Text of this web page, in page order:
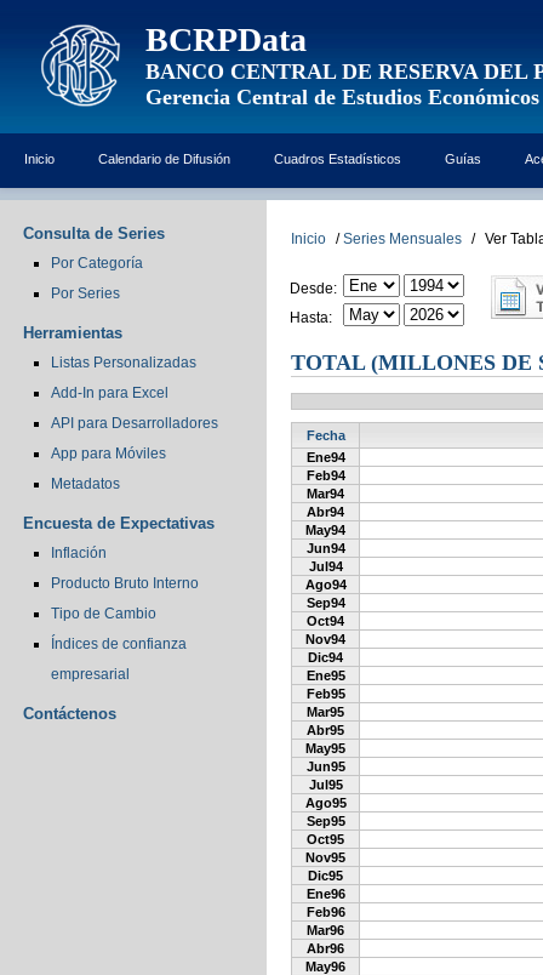
BCRPData
BANCO CENTRAL DE RESERVA DEL
Gerencia Central de Estudios Económicos
Inicio Calendario de Difusión Cuadros Estadísticos Guías
Consulta de Series
Por Categoría
Por Series
Herramientas
Listas Personalizadas
Add-In para Excel
API para Desarrolladores
App para Móviles
Metadatos
Encuesta de Expectativas
Inflación
Producto Bruto Interno
Tipo de Cambio
Índices de confianza
empresarial
Contáctenos
Inicio / Series Mensuales / Ver
Desde:
Hasta:
TOTAL (MILLONES DE
Fecha
Ene94
Feb94
Mar94
Abr94
May94
Jun94
Jul94
Ago94
Sep94
Oct94
Nov94
Dic94
Ene95
Feb95
Mar95
Abr95
May95
Jun95
Jul95
Ago95
Sep95
Oct95
Nov95
Dic95
Ene96
Feb96
Mar96
Abr96
May96